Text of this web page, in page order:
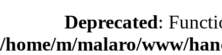
Deprecated:
/home/m/malaro/www/